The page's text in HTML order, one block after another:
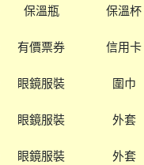
保溫瓶 保溫杯
有價票券 信用卡
眼鏡服裝 圍巾
眼鏡服裝 外套
眼鏡服裝 外套